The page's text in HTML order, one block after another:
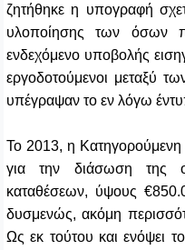
ζητήθηκε η υπογραφή
υλοποίησης των όσων
ενδεχόμενο υποβολής
εργοδοτούμενοι μεταξύ
υπέγραψαν το εν λόγω
Το 2013, η
για την διάσωση της
καταθέσεων, ύψους
δυσμενώς, ακόμη
Ως εκ τούτου και ενόψει